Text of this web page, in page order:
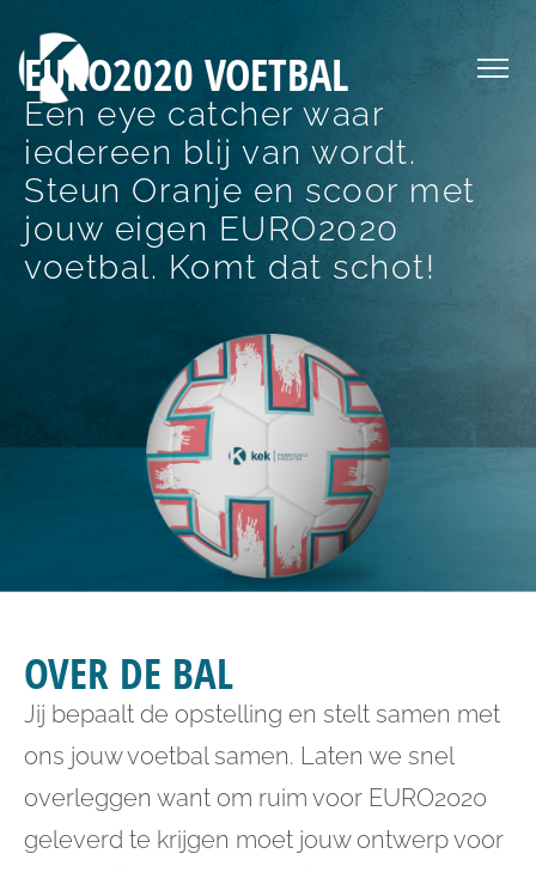
EURO2020 VOETBAL
Een eye catcher waar
iedereen blij van wordt.
Steun Oranje en scoor met
jouw eigen EURO2020
voetbal. Komt dat schot!
OVER DE BAL
Jij bepaalt de opstelling en stelt samen met
ons jouw voetbal samen. Laten we snel
overleggen want om ruim voor EURO2020
geleverd te krijgen moet jouw ontwerp voor